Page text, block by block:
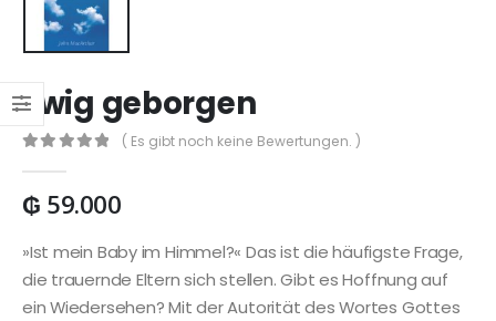
Ewig geborgen
( Es gibt noch keine Bewertungen. )
₲ 59.000
»Ist mein Baby im Himmel?« Das ist die häufigste Frage,
die trauernde Eltern sich stellen. Gibt es Hoffnung auf
ein Wiedersehen? Mit der Autorität des Wortes Gottes